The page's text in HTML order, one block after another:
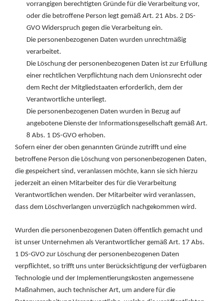
vorrangigen berechtigten Gründe für die Verarbeitung vor,
oder die betroffene Person legt gemäß Art. 21 Abs. 2 DS-
GVO Widerspruch gegen die Verarbeitung ein.
Die personenbezogenen Daten wurden unrechtmäßig
verarbeitet.
Die Löschung der personenbezogenen Daten ist zur Erfüllung
einer rechtlichen Verpflichtung nach dem Unionsrecht oder
dem Recht der Mitgliedstaaten erforderlich, dem der
Verantwortliche unterliegt.
Die personenbezogenen Daten wurden in Bezug auf
angebotene Dienste der Informationsgesellschaft gemäß Art.
8 Abs. 1 DS-GVO erhoben.
Sofern einer der oben genannten Gründe zutrifft und eine
betroffene Person die Löschung von personenbezogenen Daten,
die gespeichert sind, veranlassen möchte, kann sie sich hierzu
jederzeit an einen Mitarbeiter des für die Verarbeitung
Verantwortlichen wenden. Der Mitarbeiter wird veranlassen,
dass dem Löschverlangen unverzüglich nachgekommen wird.
Wurden die personenbezogenen Daten öffentlich gemacht und
ist unser Unternehmen als Verantwortlicher gemäß Art. 17 Abs.
1 DS-GVO zur Löschung der personenbezogenen Daten
verpflichtet, so trifft uns unter Berücksichtigung der verfügbaren
Technologie und der Implementierungskosten angemessene
Maßnahmen, auch technischer Art, um andere für die